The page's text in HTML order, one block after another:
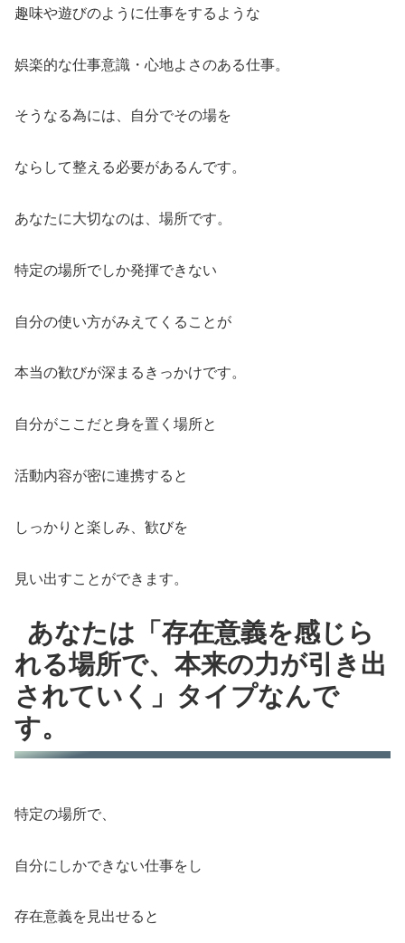
趣味や遊びのように仕事をするような
娯楽的な仕事意識・心地よさのある仕事。
そうなる為には、自分でその場を
ならして整える必要があるんです。
あなたに大切なのは、場所です。
特定の場所でしか発揮できない
自分の使い方がみえてくることが
本当の歓びが深まるきっかけです。
自分がここだと身を置く場所と
活動内容が密に連携すると
しっかりと楽しみ、歓びを
見い出すことができます。
あなたは「存在意義を感じら
れる場所で、本来の力が引き出
されていく」タイプなんで
す。
特定の場所で、
自分にしかできない仕事をし
存在意義を見出せると